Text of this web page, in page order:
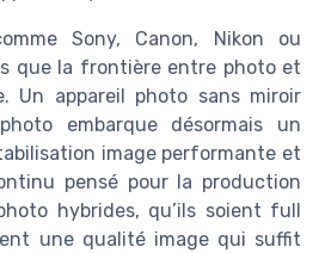
Sony, Canon, Nikon ou
que la frontière entre photo et
Un appareil photo sans miroir
embarque désormais un
image performante et
pensé pour la production
hybrides, qu’ils soient full
une qualité image qui suffit